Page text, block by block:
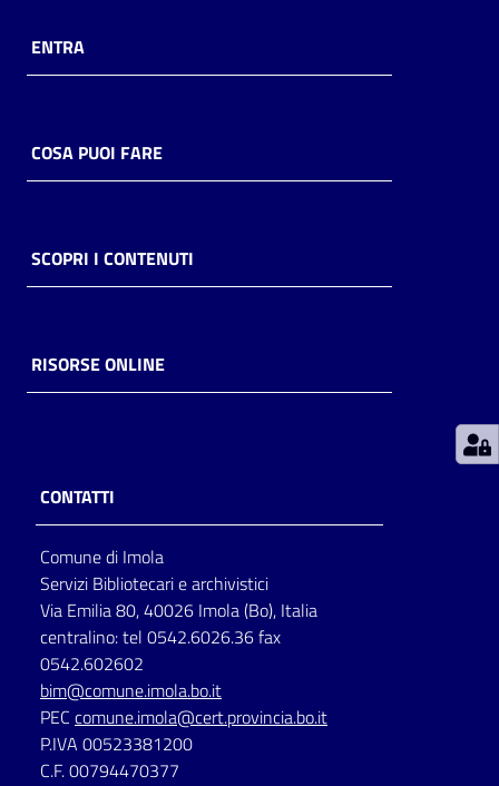
online
Piani
Decentrate
Seguici
su
ENTRA
COSA PUOI FARE
SCOPRI I CONTENUTI
RISORSE ONLINE
CONTATTI
Comune di Imola
Servizi Bibliotecari e archivistici
Via Emilia 80, 40026 Imola (Bo), Italia
centralino: tel 0542.6026.36 fax
0542.602602
bim@comune.imola.bo.it
PEC comune.imola@cert.provincia.bo.it
P.IVA 00523381200
C.F. 00794470377